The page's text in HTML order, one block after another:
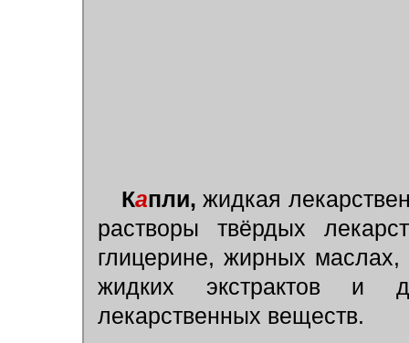
Капли, жидкая
растворы твёрдых
глицерине, жирных маслах,
жидких экстрактов и
лекарственных веществ.